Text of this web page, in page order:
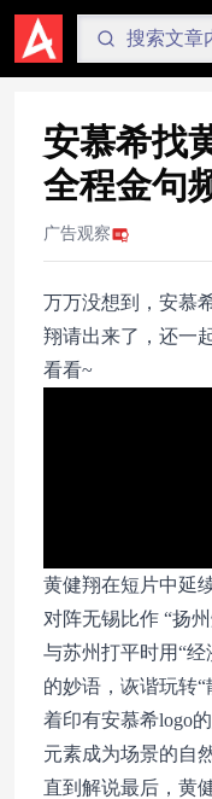
安慕希找
全程金句
广告观察
万万没想到，安慕
翔请出来了，还一
看看~
黄健翔在短片中延
对阵无锡比作 “扬
与苏州打平时用“
的妙语，诙谐玩转
着印有安慕希logo
元素成为场景的自
直到解说最后，黄